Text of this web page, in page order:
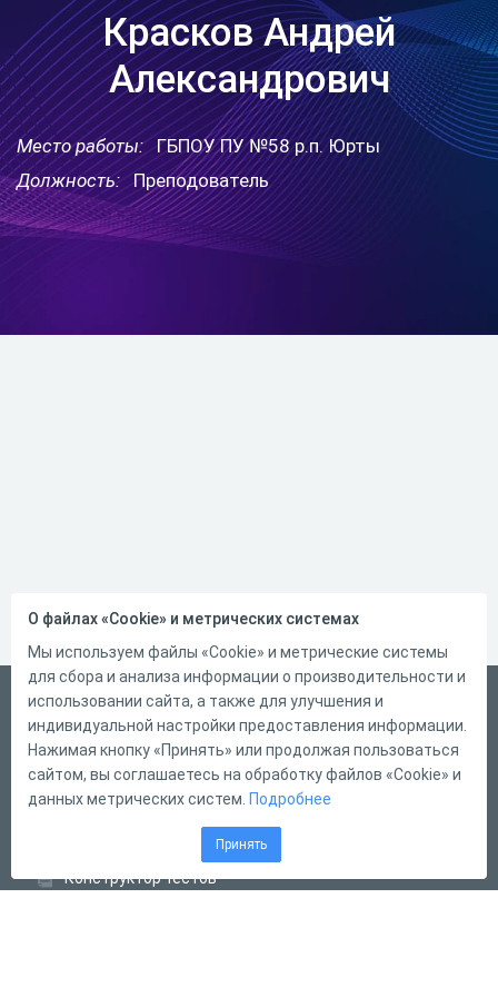
Красков Андрей
Александрович
Место работы: ГБПОУ ПУ №58 р.п. Юрты
Должность:
Преподователь
Русский
Справка
Форма обратной связи
Контакты
Конструктор тестов
О файлах «Cookie» и метрических системах
Мы используем файлы «Cookie» и метрические системы
для сбора и анализа информации о производительности и
использовании сайта, а также для улучшения и
индивидуальной настройки предоставления информации.
Нажимая кнопку «Принять» или продолжая пользоваться
сайтом, вы соглашаетесь на обработку файлов «Cookie» и
данных метрических систем. Подробнее
Принять